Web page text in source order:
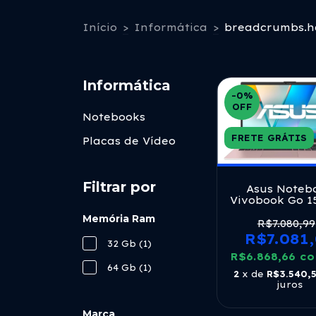
Início > Informática >
Informática
Notebooks
Placas de Vídeo
Filtrar por
Memória Ram
32 Gb (1)
64 Gb (1)
-0%
OFF
FRETE GRÁTIS
Asus
Vivobook Go
Rose Rose
R$7.080,99
R$6.868,66
2 x de
juros